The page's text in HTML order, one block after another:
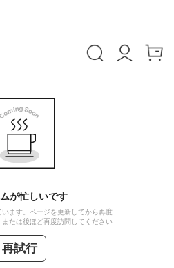
が忙しいです
ます。ページを更新してから再度
たは後ほど再度訪問してください
再試行